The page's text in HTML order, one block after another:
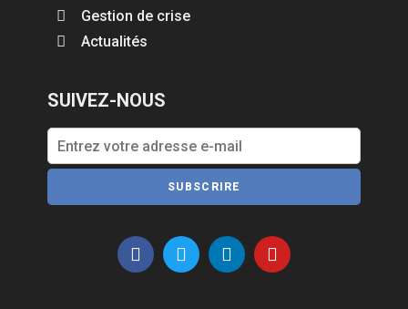
Gestion de crise
Actualités
SUIVEZ-NOUS
SUBSCRIRE